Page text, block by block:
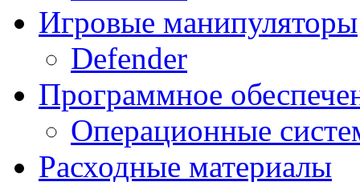
Игровые манипуляторы
Defender
Программное
Операционные
Расходные материалы